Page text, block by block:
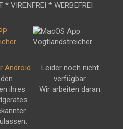
* VIRENFREI * WERBEFREI
Android
ihres
Leider noch nicht
verfügbar.
Wir arbeiten daran.